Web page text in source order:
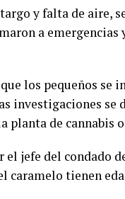
y falta de aire,
a
los pequeños se
investigaciones se
planta de cannabis
jefe del condado
caramelo tienen